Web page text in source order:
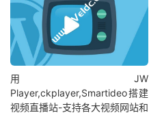
用JW
Player,ckplayer,Smartideo搭建
视频直播站-支持各大视频网站和